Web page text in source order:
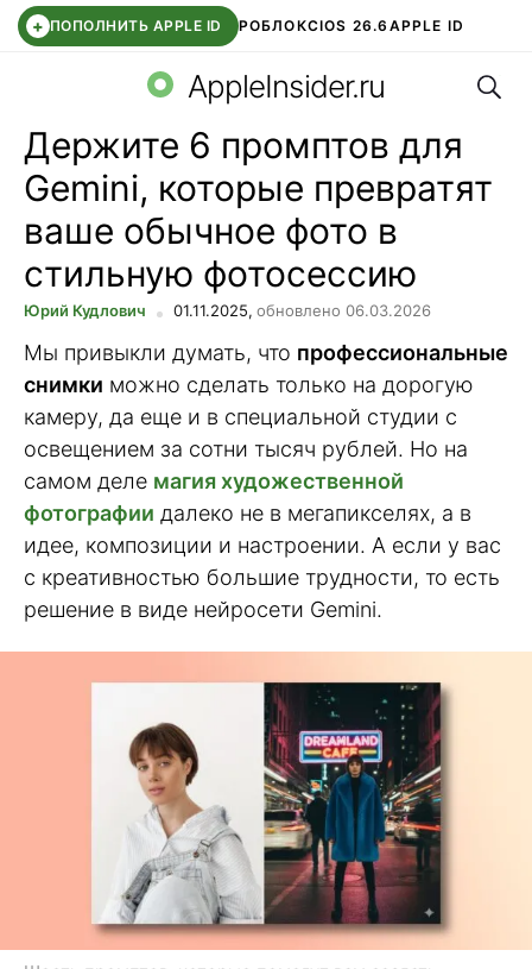
+ ПОПОЛНИТЬ APPLE ID РОБЛОКСIOS 26.6 APPLE ID
WHATSAPP DDE STOREAPP STOREOZON БАНК
AppleInsider.ru
Держите 6 промптов для
Gemini, которые превратят
ваше обычное фото в
стильную фотосессию
Юрий Кудлович 01.11.2025, обновлено 06.03.2026
Мы привыкли думать, что профессиональные
снимки можно сделать только на дорогую
камеру, да еще и в специальной студии с
освещением за сотни тысяч рублей. Но на
самом деле магия художественной
фотографии далеко не в мегапикселях, а в
идее, композиции и настроении. А если у вас
с креативностью большие трудности, то есть
решение в виде нейросети Gemini.